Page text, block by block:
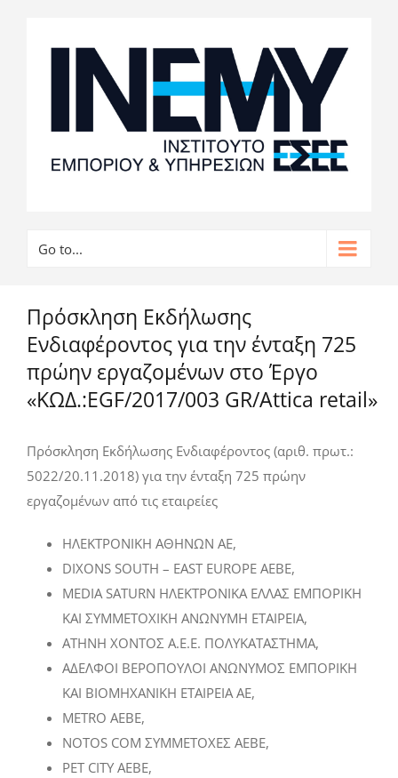
Go to...
Πρόσκληση Εκδήλωσης
Ενδιαφέροντος για την ένταξη 725
πρώην εργαζομένων στο Έργο
«ΚΩΔ.:EGF/2017/003 GR/Attica retail»
Πρόσκληση Εκδήλωσης Ενδιαφέροντος (αριθ. πρωτ.:
5022/20.11.2018) για την ένταξη 725 πρώην
εργαζομένων από τις εταιρείες
ΗΛΕΚΤΡΟΝΙΚΗ ΑΘΗΝΩΝ ΑΕ,
DIXONS SOUTH – EAST EUROPE AEBE,
MEDIA SATURN ΗΛΕΚΤΡΟΝΙΚΑ ΕΛΛΑΣ ΕΜΠΟΡΙΚΗ
ΚΑΙ ΣΥΜΜΕΤΟΧΙΚΗ ΑΝΩΝΥΜΗ ΕΤΑΙΡΕΙΑ,
ΑΤΗΝΗ ΧΟΝΤΟΣ Α.Ε.Ε. ΠΟΛΥΚΑΤΑΣΤΗΜΑ,
ΑΔΕΛΦΟΙ ΒΕΡΟΠΟΥΛΟΙ ΑΝΩΝΥΜΟΣ ΕΜΠΟΡΙΚΗ
ΚΑΙ ΒΙΟΜΗΧΑΝΙΚΗ ΕΤΑΙΡΕΙΑ ΑΕ,
METRO AEBE,
NOTOS COM ΣΥΜΜΕΤΟΧΕΣ ΑΕΒΕ,
PET CITY ΑΕΒΕ,